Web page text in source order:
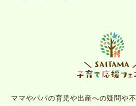
ママやパパの育児や出産への疑問や